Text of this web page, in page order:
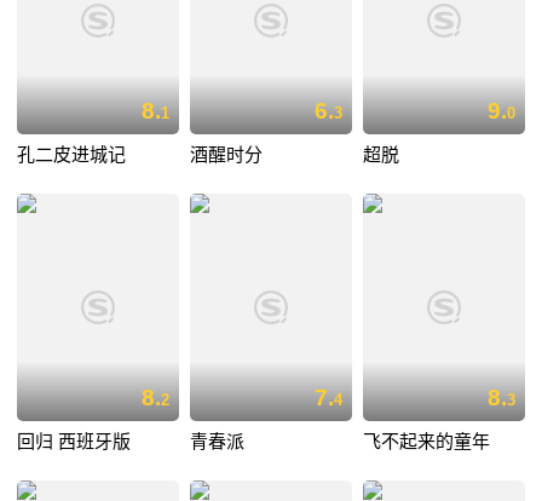
8.1
孔二皮进城记
6.3
酒醒时分
9.0
超脱
8.2
回归 西班牙版
7.4
青春派
8.3
飞不起来的童年